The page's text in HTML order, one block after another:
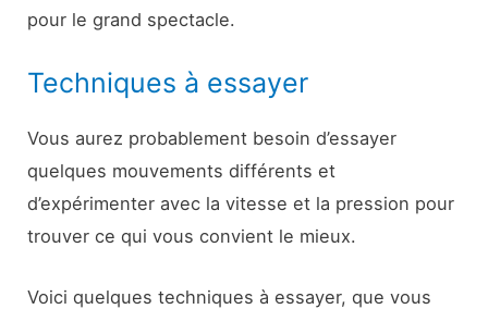
pour le grand spectacle.
Techniques à essayer
Vous aurez probablement besoin d’essayer
quelques mouvements différents et
d’expérimenter avec la vitesse et la pression pour
trouver ce qui vous convient le mieux.
Voici quelques techniques à essayer, que vous